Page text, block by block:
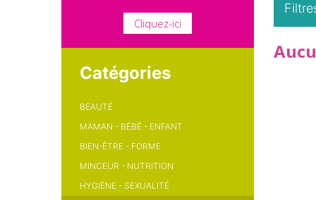
Cliquez-ici
Catégories
BEAUTÉ
MAMAN - BÉBÉ - ENFANT
BIEN-ÊTRE - FORME
MINCEUR - NUTRITION
HYGIÈNE - SEXUALITÉ